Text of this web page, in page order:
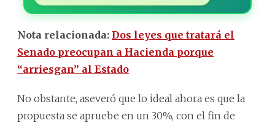
Nota relacionada: Dos leyes que tratará el
Senado preocupan a Hacienda porque
“arriesgan” al Estado
No obstante, aseveró que lo ideal ahora es que la
propuesta se apruebe en un 30%, con el fin de